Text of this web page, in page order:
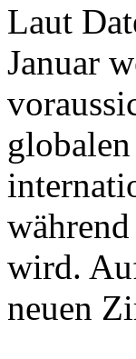
Laut
Januar
wird.
neuen